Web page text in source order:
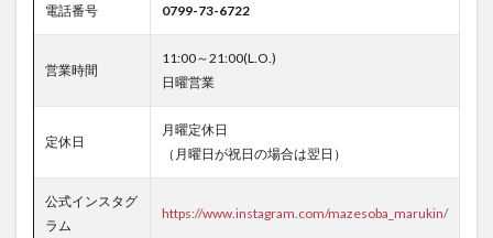
電話番号 0799-73-6722
営業時間
11:00～21:00(L.O.)
日曜営業
定休日
月曜定休日
（月曜日が祝日の場合は翌日）
公式インスタグ
ラム
https://www.instagram.com/mazesoba_marukin/